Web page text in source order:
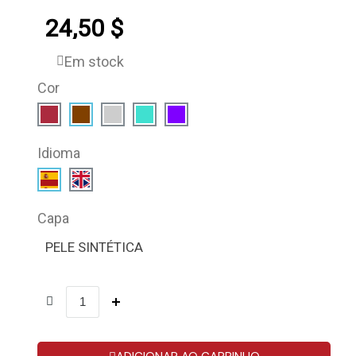
24,50 $
Em stock
Cor
Idioma
Capa
PELE SINTÉTICA